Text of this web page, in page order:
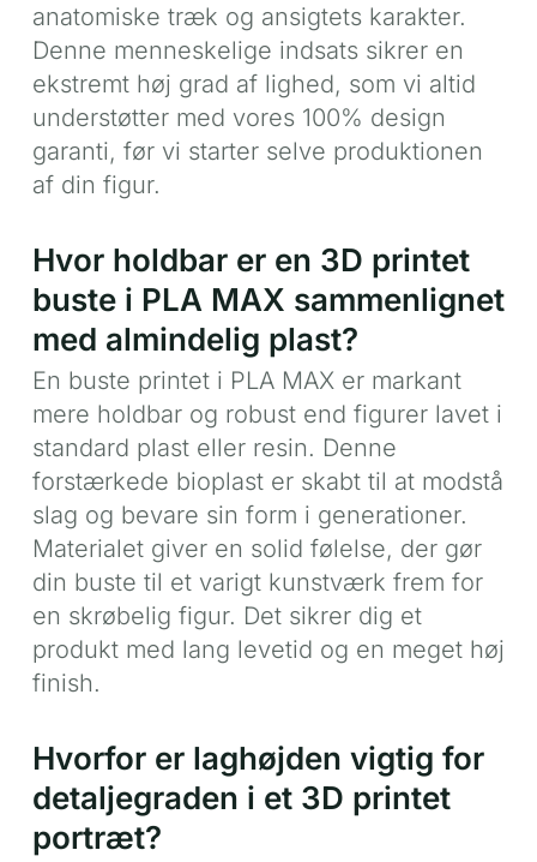
anatomiske træk og ansigtets karakter.
Denne menneskelige indsats sikrer en
ekstremt høj grad af lighed, som vi altid
understøtter med vores 100% design
garanti, før vi starter selve produktionen
af din figur.
Hvor holdbar er en 3D printet
buste i PLA MAX sammenlignet
med almindelig plast?
En buste printet i PLA MAX er markant
mere holdbar og robust end figurer lavet i
standard plast eller resin. Denne
forstærkede bioplast er skabt til at modstå
slag og bevare sin form i generationer.
Materialet giver en solid følelse, der gør
din buste til et varigt kunstværk frem for
en skrøbelig figur. Det sikrer dig et
produkt med lang levetid og en meget høj
finish.
Hvorfor er laghøjden vigtig for
detaljegraden i et 3D printet
portræt?